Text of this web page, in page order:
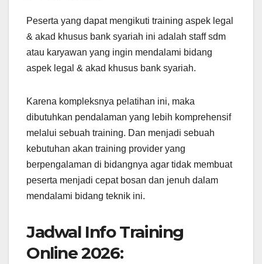
Peserta yang dapat mengikuti training aspek legal
& akad khusus bank syariah ini adalah staff sdm
atau karyawan yang ingin mendalami bidang
aspek legal & akad khusus bank syariah.
Karena kompleksnya pelatihan ini, maka
dibutuhkan pendalaman yang lebih komprehensif
melalui sebuah training. Dan menjadi sebuah
kebutuhan akan training provider yang
berpengalaman di bidangnya agar tidak membuat
peserta menjadi cepat bosan dan jenuh dalam
mendalami bidang teknik ini.
Jadwal Info Training
Online 2026: